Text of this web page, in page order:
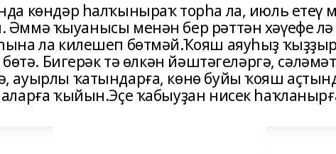
көндәр һалҡыныраҡ торһа ла, июль етеү
ҡыуанысы менән бер рәттән хәүе­фе лә
ла килешеп бөтмәй.Ҡояш аяуһыҙ
Бигерәк тә өлкән йәштәгеләргә,
ауырлы ҡатындарға, көнө буйы ҡояш
ҡыйын.Эҫе ҡабыуҙан нисек